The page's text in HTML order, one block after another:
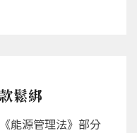
鬆綁
能源管理法》部分